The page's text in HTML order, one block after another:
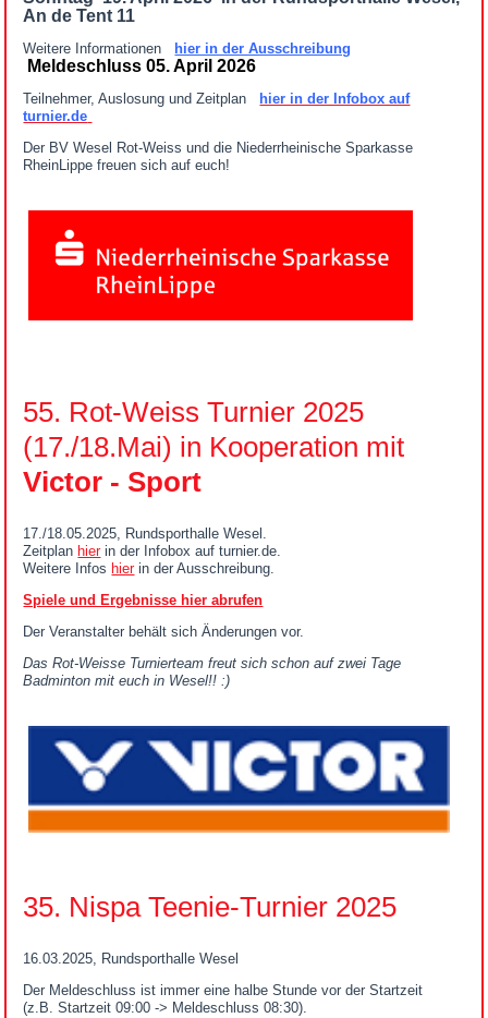
An de Tent 11
Weitere Informationen hier in der Ausschreibung
Meldeschluss 05. April 2026
Teilnehmer, Auslosung und Zeitplan
hier in der Infobox auf
turnier.de
Der BV Wesel Rot-Weiss und die Niederrheinische Sparkasse
RheinLippe freuen sich auf euch!
55. Rot-Weiss Turnier 2025
(17./18.Mai) in Kooperation mit
Victor - Sport
17./18.05.2025, Rundsporthalle Wesel.
Zeitplan hierin der Infobox auf turnier.de.
Weitere Infos hierin der Ausschreibung.
Spiele und Ergebnisse hier abrufen
Der Veranstalter behält sich Änderungen vor.
Das Rot-Weisse Turnierteam freut sich schon auf zwei Tage
Badminton mit euch in Wesel!! :)
35. Nispa Teenie-Turnier 2025
16.03.2025, Rundsporthalle Wesel
Der Meldeschluss ist immer eine halbe Stunde vor der Startzeit
(z.B. Startzeit 09:00 -> Meldeschluss 08:30).